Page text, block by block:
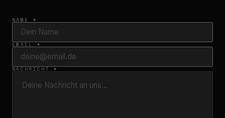
NAME *
EMAIL *
NACHRICHT *